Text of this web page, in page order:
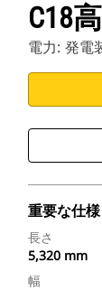
C18
電力: 発電
重要な仕様
長さ
5,320 mm
幅